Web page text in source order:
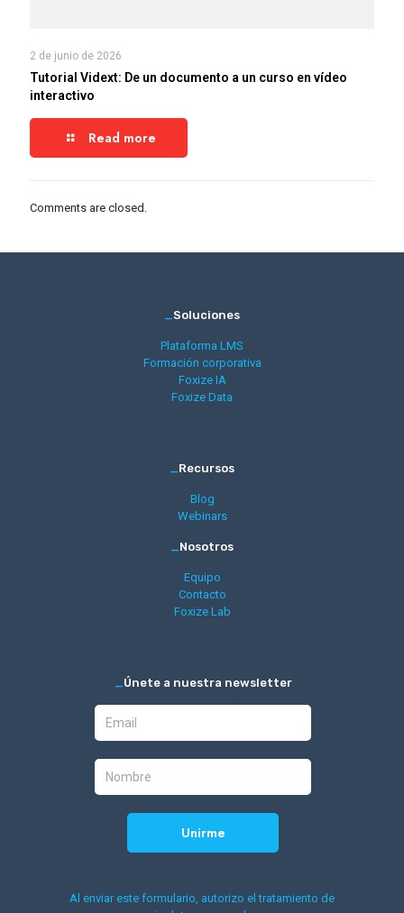
2 de junio de 2026
Tutorial Vidext: De un documento a un curso en vídeo
interactivo
Read more
Comments are closed.
Soluciones
Plataforma LMS
Formación corporativa
Foxize IA
Foxize Data
Recursos
Blog
Webinars
Nosotros
Equipo
Contacto
Foxize Lab
Únete a nuestra newsletter
Al enviar este formulario, autorizo el tratamiento de